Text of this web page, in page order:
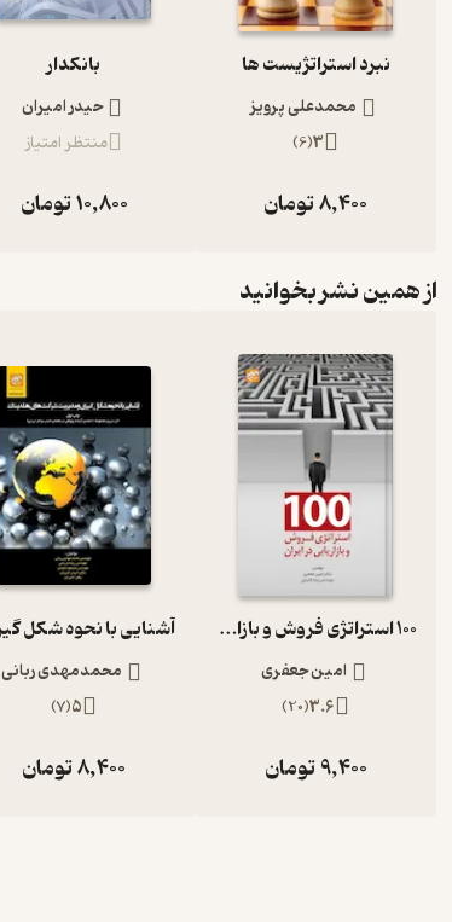
نبرد استراتژیست ها
محمدعلی پرویز
3
(
6
)
8,400تومان
بانکدار
حیدر امیران
منتظر امتیاز
10,800تومان
از همین نشر بخوانید
100 استراتژی فروش و بازاریابی در ایران
امین جعفری
3.6
(
20
)
9,400تومان
محمدمهدی ربانی
5
(
7
)
8,400تومان